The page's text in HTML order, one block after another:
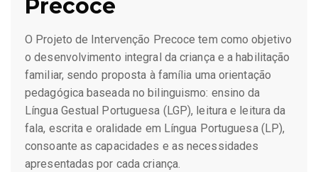
Precoce
O Projeto de Intervenção Precoce tem como objetivo
o desenvolvimento integral da criança e a habilitação
familiar, sendo proposta à família uma orientação
pedagógica baseada no bilinguismo: ensino da
Língua Gestual Portuguesa (LGP), leitura e leitura da
fala, escrita e oralidade em Língua Portuguesa (LP),
consoante as capacidades e as necessidades
apresentadas por cada criança.